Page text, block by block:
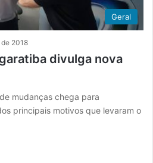
Geral
2018
divulga nova
mudanças chega para
principais motivos que levaram o